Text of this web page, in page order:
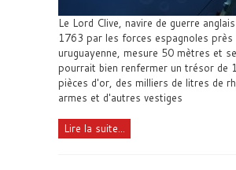
Le Lord Clive, navire de guerre
1763 par les forces espagnoles près
uruguayenne, mesure 50 mètres et
pourrait bien renfermer un trésor de
pièces d'or, des milliers de litres de
armes et d'autres vestiges
Lire la suite...